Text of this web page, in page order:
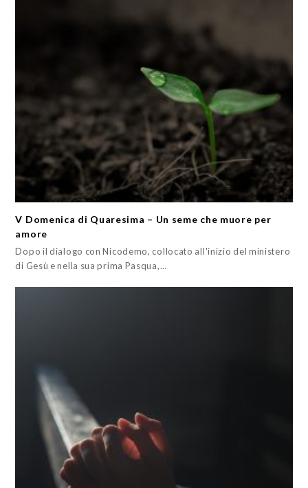
V Domenica di Quaresima – Un seme che muore per
amore
Dopo il dialogo con Nicodemo, collocato all'inizio del ministero
di Gesù e nella sua prima Pasqua,…